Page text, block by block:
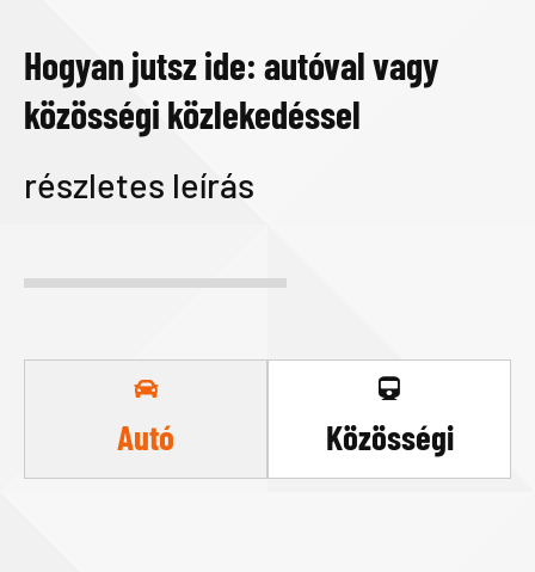
Hogyan jutsz ide: autóval vagy
közösségi közlekedéssel
részletes leírás
Autó Közösségi